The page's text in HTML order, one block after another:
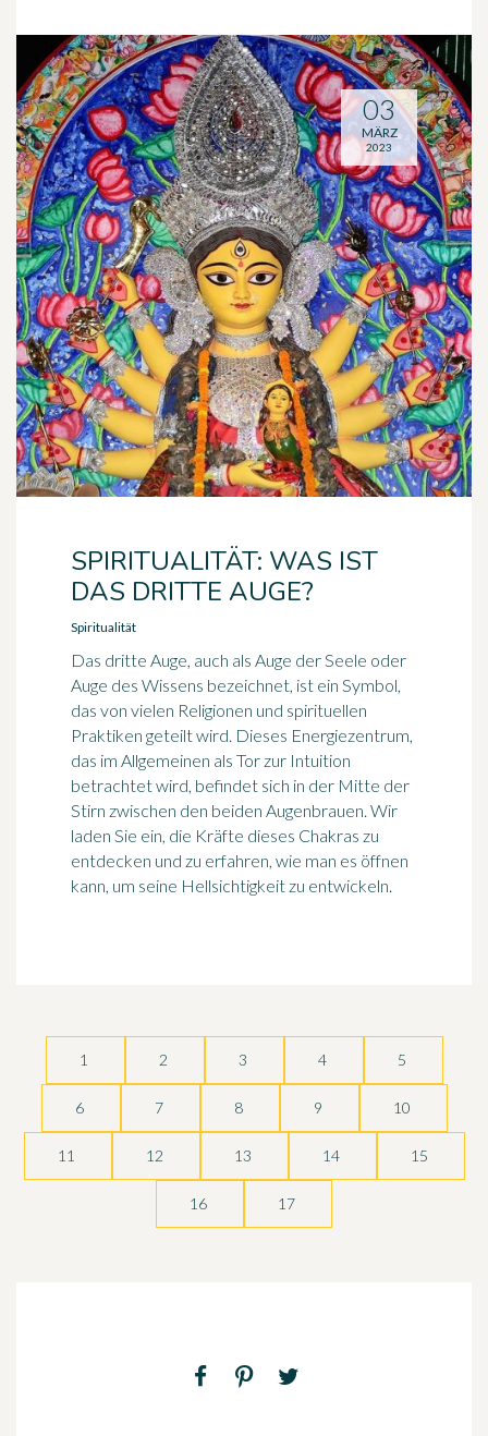
SPIRITUALITÄT: WAS IST
DAS DRITTE AUGE?
Spiritualität
Das dritte Auge, auch als Auge der Seele oder
Auge des Wissens bezeichnet, ist ein Symbol,
das von vielen Religionen und spirituellen
Praktiken geteilt wird. Dieses Energiezentrum,
das im Allgemeinen als Tor zur Intuition
betrachtet wird, befindet sich in der Mitte der
Stirn zwischen den beiden Augenbrauen. Wir
laden Sie ein, die Kräfte dieses Chakras zu
entdecken und zu erfahren, wie man es öffnen
kann, um seine Hellsichtigkeit zu entwickeln.
03
MÄRZ
2023
1 2 3 4 5
6 7 8 9 10
11 12 13 14 15
16 17